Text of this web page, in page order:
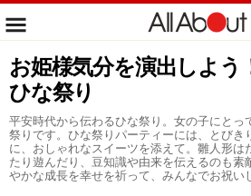
お姫様気分を演出しよう
ひな祭り
平安時代から伝わるひな祭り。女の子にとっ
祭りです。ひな祭りパーティーには、とびき
に、おしゃれなスイーツを添えて。雛人形は
たり遊んだり、豆知識や由来を伝えるのも素
やかな成長を幸せを祈って、みんなでお祝い